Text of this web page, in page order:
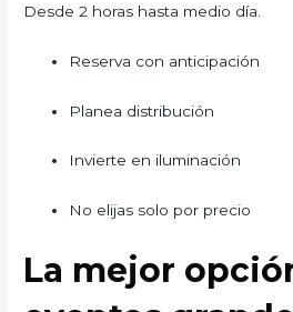
Desde 2 horas hasta medio día.
Reserva con anticipación
Planea distribución
Invierte en iluminación
No elijas solo por precio
La mejor